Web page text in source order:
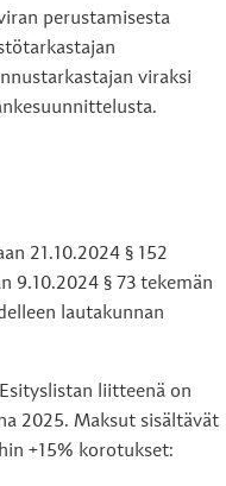
perustamisesta
viraksi
21.10.2024 § 152
9.10.2024 § 73 tekemän
lautakunnan
liitteenä on
2025. Maksut sisältävät
+15% korotukset: